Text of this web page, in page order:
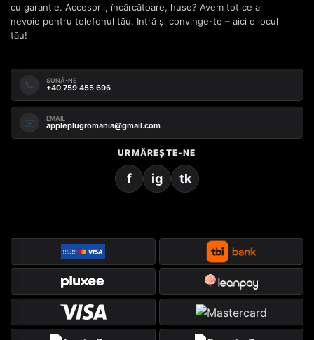
cu garanție. Accesorii, încărcătoare, huse? Avem tot ce ai
nevoie pentru telefonul tău. Intră și convinge-te – aici e locul
tău!
📞 SUNĂ-NE
+40 759 455 696
✉️ EMAIL
appleplugromania@gmail.com
URMĂREȘTE-NE
f ig tk